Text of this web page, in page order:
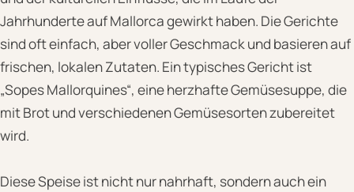
Jahrhunderte auf Mallorca gewirkt haben. Die Gerichte
sind oft einfach, aber voller Geschmack und basieren auf
frischen, lokalen Zutaten. Ein typisches Gericht ist
„Sopes Mallorquines“, eine herzhafte Gemüsesuppe, die
mit Brot und verschiedenen Gemüsesorten zubereitet
wird.
Diese Speise ist nicht nur nahrhaft, sondern auch ein